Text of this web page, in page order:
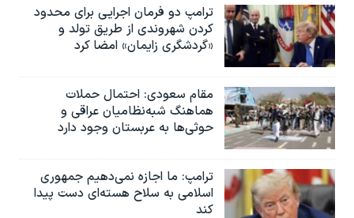
ترامپ دو فرمان اجرایی برای محدود
کردن شهروندی از طریق تولد و
«گردشگری زایمان» امضا کرد
مقام سعودی: احتمال حملات
هماهنگ شبه‌نظامیان عراقی و
حوثی‌ها به عربستان وجود دارد
ترامپ: ما اجازه نمی‌دهیم جمهوری
اسلامی به سلاح هسته‌ای دست پیدا
کند